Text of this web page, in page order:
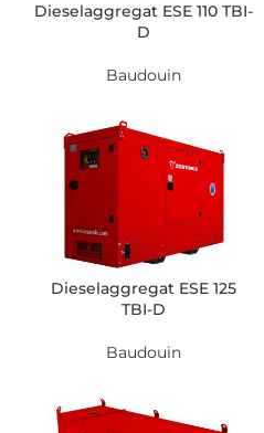
Dieselaggregat ESE 110 TBI-
D
Baudouin
Dieselaggregat ESE 125
TBI-D
Baudouin